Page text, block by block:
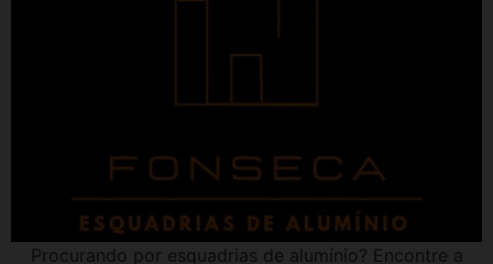
Procurando por esquadrias de alumínio? Encontre a